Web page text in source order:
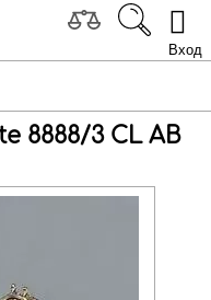
Вход
8888/3 CL AB